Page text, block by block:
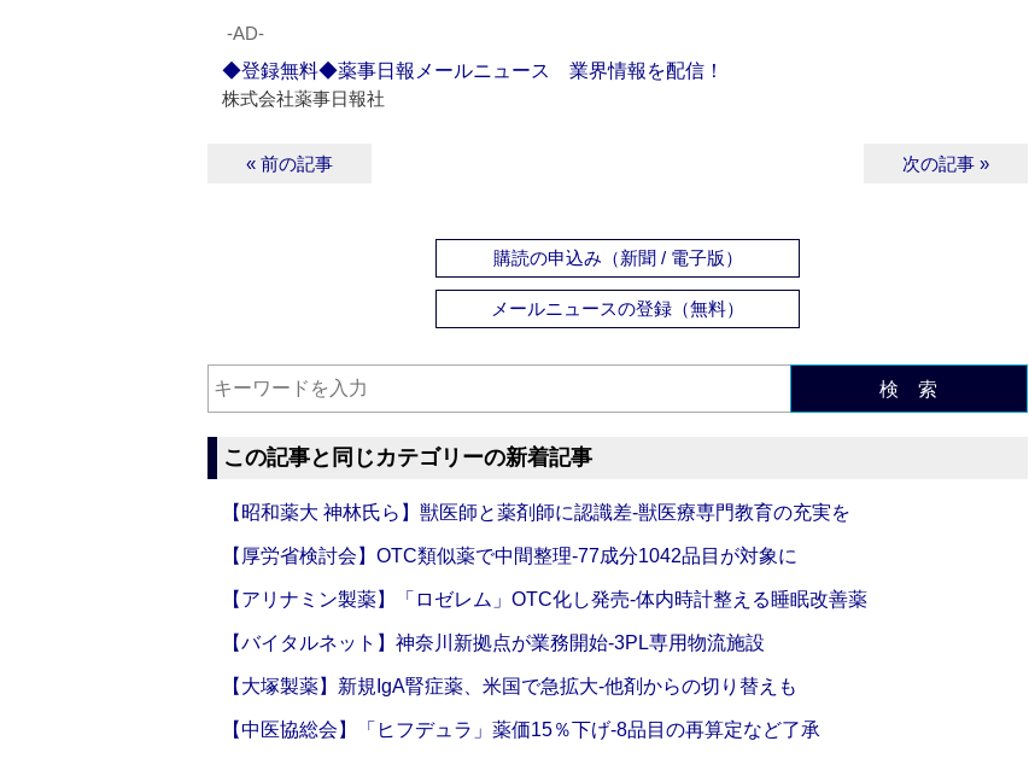
‐AD‐
◆登録無料◆薬事日報メールニュース 業界情報を配信！
株式会社薬事日報社
« 前の記事 次の記事 »
購読の申込み（新聞 / 電子版）
メールニュースの登録（無料）
検 索
この記事と同じカテゴリーの新着記事
【昭和薬大 神林氏ら】獣医師と薬剤師に認識差‐獣医療専門教育の充実を
【厚労省検討会】OTC類似薬で中間整理‐77成分1042品目が対象に
【アリナミン製薬】「ロゼレム」OTC化し発売‐体内時計整える睡眠改善薬
【バイタルネット】神奈川新拠点が業務開始‐3PL専用物流施設
【大塚製薬】新規IgA腎症薬、米国で急拡大‐他剤からの切り替えも
【中医協総会】「ヒフデュラ」薬価15％下げ‐8品目の再算定など了承